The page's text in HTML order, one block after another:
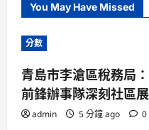
You May Have Missed
分數
青島市李滄區稅務局
前鋒辦事隊深刻社區
admin 5 分鐘 ago 0